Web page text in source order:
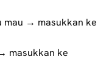
mau → masukkan ke
masukkan ke